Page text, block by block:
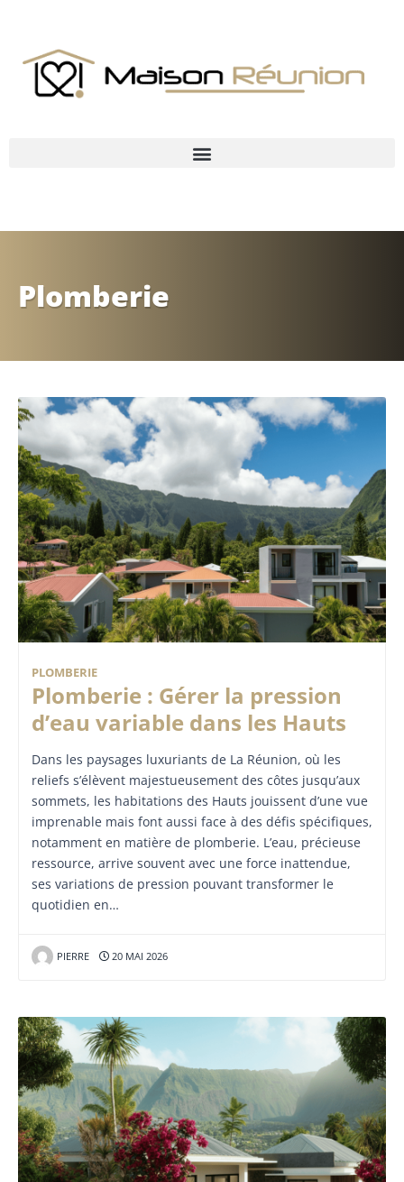
Plomberie
PLOMBERIE
Plomberie : Gérer la pression
d’eau variable dans les Hauts
Dans les paysages luxuriants de La Réunion, où les
reliefs s’élèvent majestueusement des côtes jusqu’aux
sommets, les habitations des Hauts jouissent d’une vue
imprenable mais font aussi face à des défis spécifiques,
notamment en matière de plomberie. L’eau, précieuse
ressource, arrive souvent avec une force inattendue,
ses variations de pression pouvant transformer le
quotidien en…
PIERRE 20 MAI 2026